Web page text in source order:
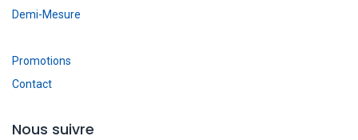
Demi-Mesure
Promotions
Contact
Nous suivre